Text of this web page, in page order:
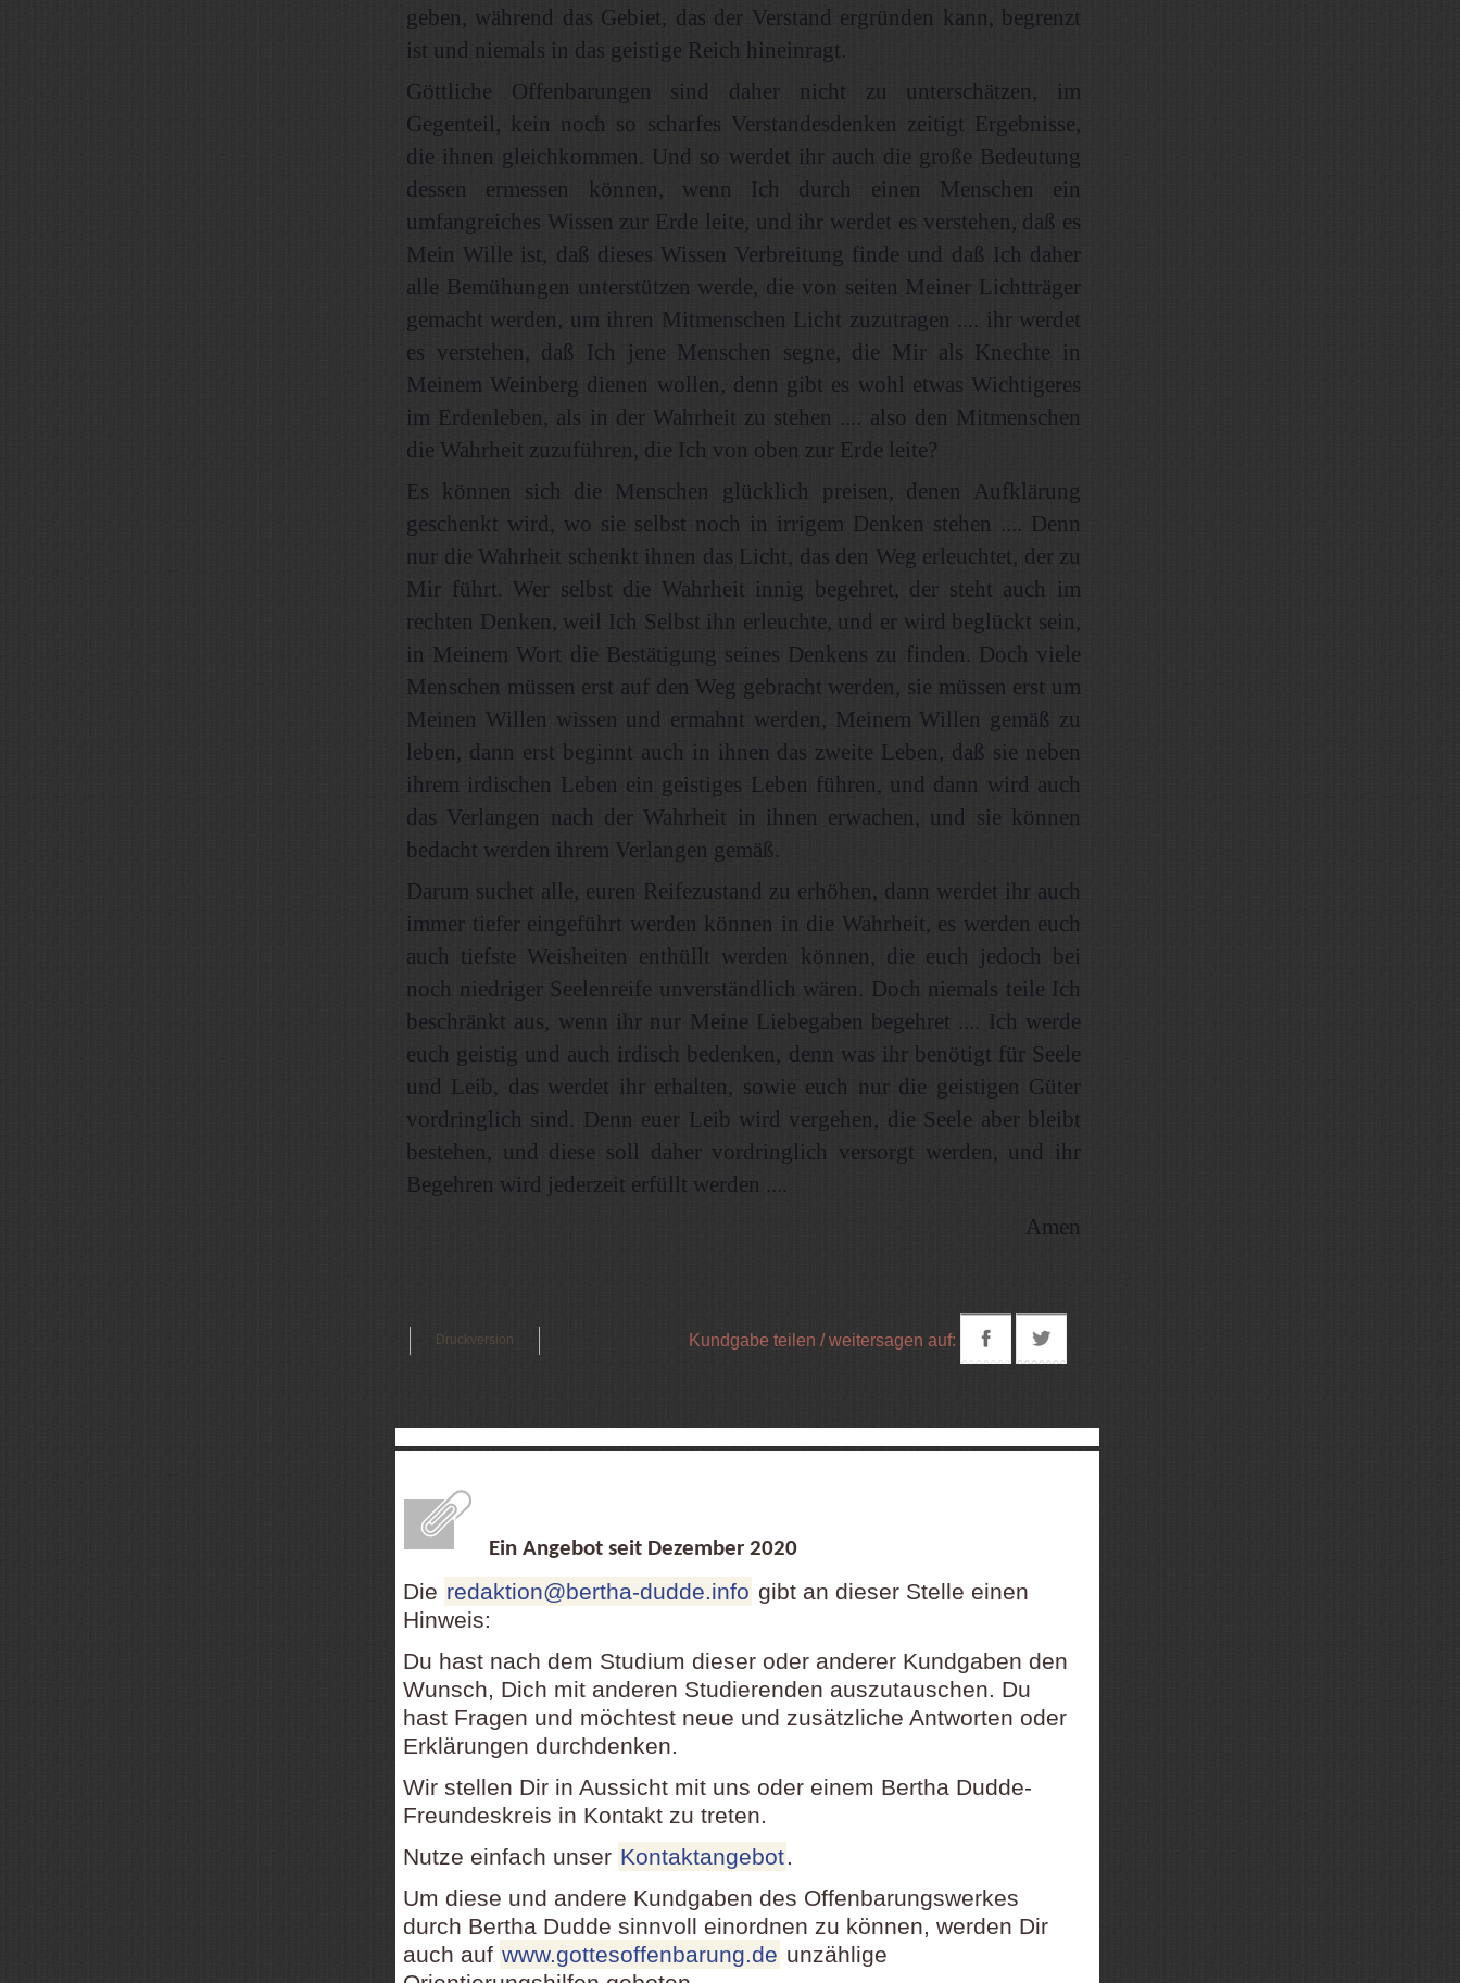
geben, während das Gebiet, das der Verstand ergründen kann, begrenzt
ist und niemals in das geistige Reich hineinragt.
Göttliche Offenbarungen sind daher nicht zu unterschätzen, im
Gegenteil, kein noch so scharfes Verstandesdenken zeitigt Ergebnisse,
die ihnen gleichkommen. Und so werdet ihr auch die große Bedeutung
dessen ermessen können, wenn Ich durch einen Menschen ein
umfangreiches Wissen zur Erde leite, und ihr werdet es verstehen, daß es
Mein Wille ist, daß dieses Wissen Verbreitung finde und daß Ich daher
alle Bemühungen unterstützen werde, die von seiten Meiner Lichtträger
gemacht werden, um ihren Mitmenschen Licht zuzutragen .... ihr werdet
es verstehen, daß Ich jene Menschen segne, die Mir als Knechte in
Meinem Weinberg dienen wollen, denn gibt es wohl etwas Wichtigeres
im Erdenleben, als in der Wahrheit zu stehen .... also den Mitmenschen
die Wahrheit zuzuführen, die Ich von oben zur Erde leite?
Es können sich die Menschen glücklich preisen, denen Aufklärung
geschenkt wird, wo sie selbst noch in irrigem Denken stehen .... Denn
nur die Wahrheit schenkt ihnen das Licht, das den Weg erleuchtet, der zu
Mir führt. Wer selbst die Wahrheit innig begehret, der steht auch im
rechten Denken, weil Ich Selbst ihn erleuchte, und er wird beglückt sein,
in Meinem Wort die Bestätigung seines Denkens zu finden. Doch viele
Menschen müssen erst auf den Weg gebracht werden, sie müssen erst um
Meinen Willen wissen und ermahnt werden, Meinem Willen gemäß zu
leben, dann erst beginnt auch in ihnen das zweite Leben, daß sie neben
ihrem irdischen Leben ein geistiges Leben führen, und dann wird auch
das Verlangen nach der Wahrheit in ihnen erwachen, und sie können
bedacht werden ihrem Verlangen gemäß.
Darum suchet alle, euren Reifezustand zu erhöhen, dann werdet ihr auch
immer tiefer eingeführt werden können in die Wahrheit, es werden euch
auch tiefste Weisheiten enthüllt werden können, die euch jedoch bei
noch niedriger Seelenreife unverständlich wären. Doch niemals teile Ich
beschränkt aus, wenn ihr nur Meine Liebegaben begehret .... Ich werde
euch geistig und auch irdisch bedenken, denn was ihr benötigt für Seele
und Leib, das werdet ihr erhalten, sowie euch nur die geistigen Güter
vordringlich sind. Denn euer Leib wird vergehen, die Seele aber bleibt
bestehen, und diese soll daher vordringlich versorgt werden, und ihr
Begehren wird jederzeit erfüllt werden ....
Amen
Druckversion Kundgabe teilen / weitersagen auf:
Ein Angebot seit Dezember 2020
Die redaktion@bertha-dudde.info gibt an dieser Stelle einen
Hinweis:
Du hast nach dem Studium dieser oder anderer Kundgaben den
Wunsch, Dich mit anderen Studierenden auszutauschen. Du
hast Fragen und möchtest neue und zusätzliche Antworten oder
Erklärungen durchdenken.
Wir stellen Dir in Aussicht mit uns oder einem Bertha Dudde-
Freundeskreis in Kontakt zu treten.
Nutze einfach unser Kontaktangebot.
Um diese und andere Kundgaben des Offenbarungswerkes
durch Bertha Dudde sinnvoll einordnen zu können, werden Dir
auch auf www.gottesoffenbarung.de unzählige